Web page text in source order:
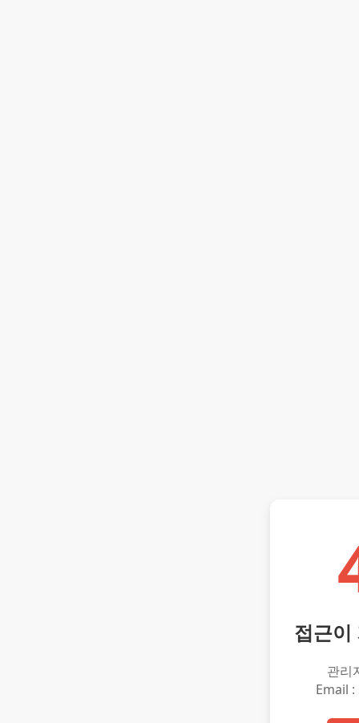
접근이
관리
Email